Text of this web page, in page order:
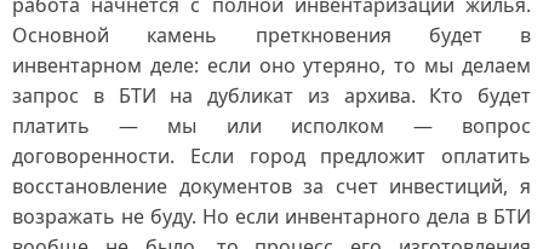
Основной камень преткновения будет в
инвентарном деле: если оно утеряно, то мы делаем
запрос в БТИ на дубликат из архива. Кто будет
платить — мы или исполком — вопрос
договоренности. Если город предложит оплатить
восстановление документов за счет инвестиций, я
возражать не буду. Но если инвентарного дела в БТИ